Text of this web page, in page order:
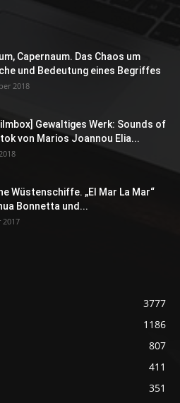
Capernaum. Das Chaos um
und Bedeutung eines Begriffes
2018
Gewaltiges Werk: Sounds of
von Marios Joannou Elia...
Wüstenschiffe. „El Mar La Mar“
Bonnetta und...
2017
3777
1186
807
411
351